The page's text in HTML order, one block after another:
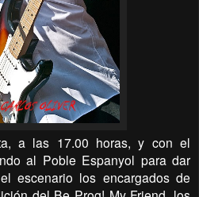
a las 17.00 horas, y con el
al Poble Espanyol para dar
escenario los encargados de